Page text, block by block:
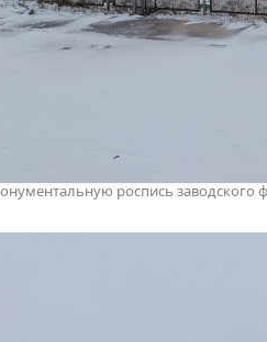
роспись заводского